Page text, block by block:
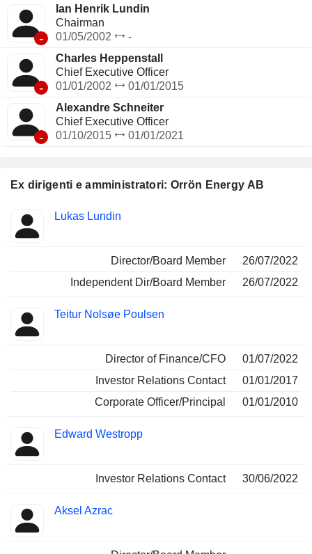
Ex dirigenti e amministratori: Orrön Energy AB
Insider
Posizioni
Lukas Lundin
Director/Board Member
26/07/2022
Independent Dir/Board Member
26/07/2022
Teitur Nolsøe Poulsen
Director of Finance/CFO
01/07/2022
Investor Relations Contact
01/01/2017
Corporate Officer/Principal
01/01/2010
Edward Westropp
Investor Relations Contact 30/06/2022
Aksel Azrac
-
Ian Henrik Lundin
Chairman
01/05/2002
-
-
Charles Heppenstall
Chief Executive Officer
01/01/2002
01/01/2015
-
Alexandre Schneiter
Chief Executive Officer
01/10/2015
01/01/2021